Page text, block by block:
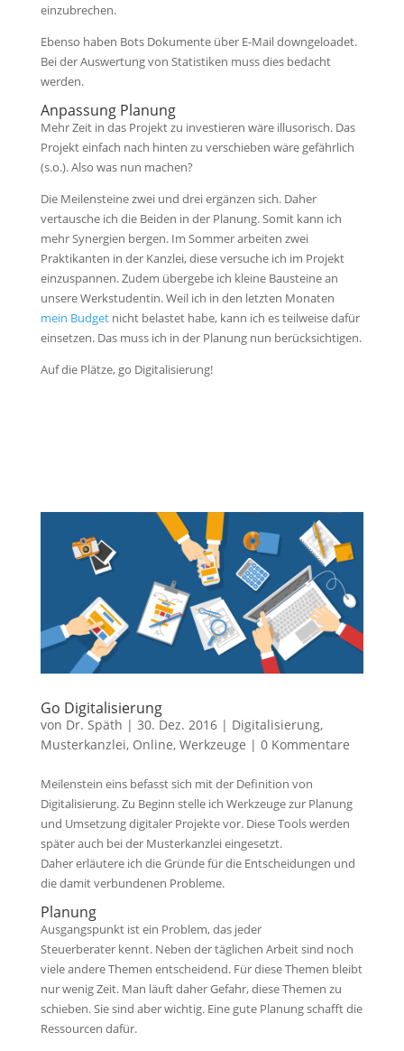
einzubrechen.
Ebenso haben Bots Dokumente über E-Mail downgeloadet.
Bei der Auswertung von Statistiken muss dies bedacht
werden.
Anpassung Planung
Mehr Zeit in das Projekt zu investieren wäre illusorisch. Das
Projekt einfach nach hinten zu verschieben wäre gefährlich
(s.o.). Also was nun machen?
Die Meilensteine zwei und drei ergänzen sich. Daher
vertausche ich die Beiden in der Planung. Somit kann ich
mehr Synergien bergen. Im Sommer arbeiten zwei
Praktikanten in der Kanzlei, diese versuche ich im Projekt
einzuspannen. Zudem übergebe ich kleine Bausteine an
unsere Werkstudentin. Weil ich in den letzten Monaten
mein Budgetnicht belastet habe, kann ich es teilweise dafür
einsetzen. Das muss ich in der Planung nun berücksichtigen.
Auf die Plätze, go Digitalisierung!
Go Digitalisierung
von Dr. Späth | 30. Dez. 2016| Digitalisierung,
Musterkanzlei, Online, Werkzeuge | 0 Kommentare
Meilenstein eins befasst sich mit der Definition von
Digitalisierung. Zu Beginn stelle ich Werkzeuge zur Planung
und Umsetzung digitaler Projekte vor. Diese Tools werden
später auch bei der Musterkanzlei eingesetzt.
Daher erläutere ich die Gründe für die Entscheidungen und
die damit verbundenen Probleme.
Planung
Ausgangspunkt ist ein Problem, das jeder
Steuerberater kennt. Neben der täglichen Arbeit sind noch
viele andere Themen entscheidend. Für diese Themen bleibt
nur wenig Zeit. Man läuft daher Gefahr, diese Themen zu
schieben. Sie sind aber wichtig. Eine gute Planung schafft die
Ressourcen dafür.